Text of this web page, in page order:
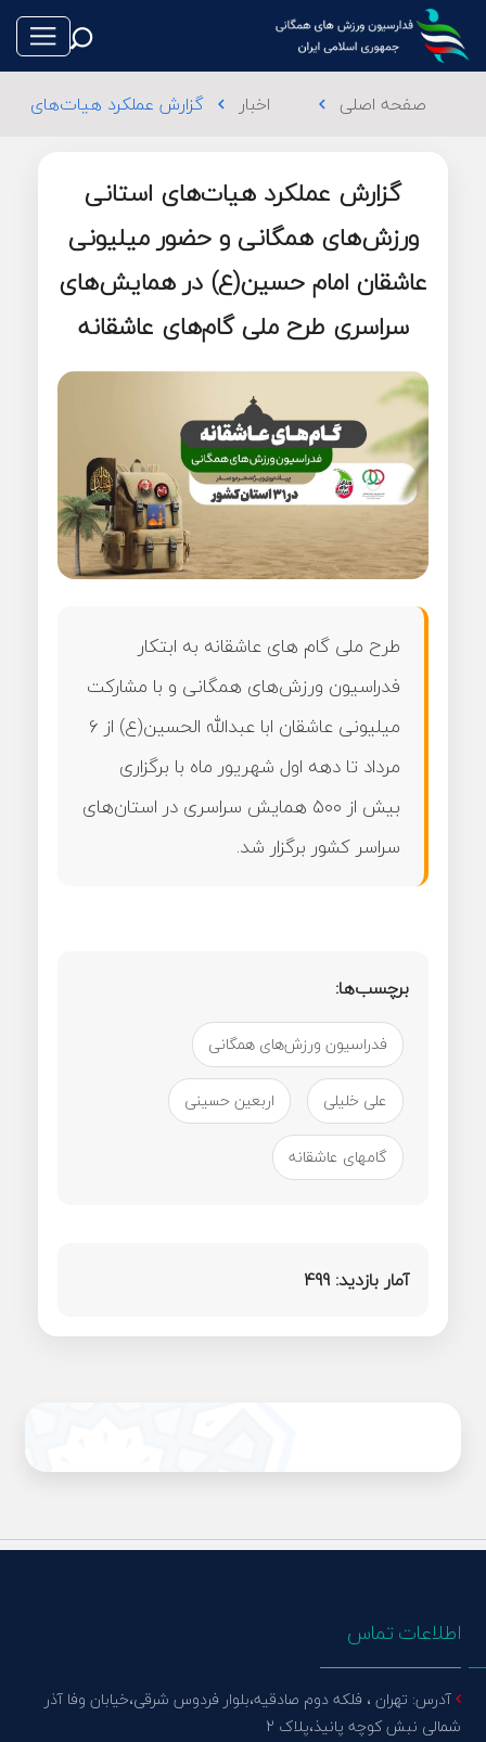
صفحه اصلی chevron_left اخبار chevron_left گزارش عملکرد هیات‌های
گزارش عملکرد هیات‌های استانی
ورزش‌های همگانی و حضور میلیونی
عاشقان امام حسین(ع) در همایش‌های
سراسری طرح ملی گام‌های عاشقانه
طرح ملی گام های عاشقانه به ابتکار
فدراسیون ورزش‌های همگانی و با مشارکت
میلیونی عاشقان ابا عبدالله الحسین(ع) از ۶
مرداد تا دهه اول شهریور ماه با برگزاری
بیش از ۵۰۰ همایش سراسری در استان‌های
سراسر کشور برگزار شد.
برچسب‌ها:
فدراسیون ورزش‌های همگانی
علی خلیلی اربعین حسینی
گامهای عاشقانه
آمار بازدید: 499
اطلاعات تماس
آدرس: تهران ، فلکه دوم صادقیه،بلوار فردوس شرقی،خیابان وفا آذر
شمالی نبش کوچه پانیذ،پلاک 2
طناب بازی
فوتبال
والیبال
تکواندو